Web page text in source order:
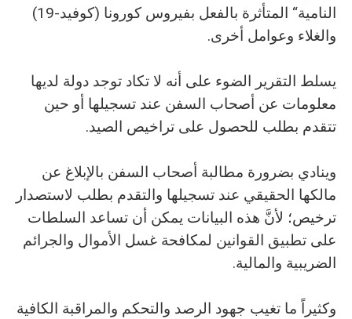
النامية“ المتأثرة بالفعل بفيروس كورونا (كوفيد-19)
والغلاء وعوامل أخرى.
يسلط التقرير الضوء على أنه لا تكاد توجد دولة لديها
معلومات عن أصحاب السفن عند تسجيلها أو حين
تتقدم بطلب للحصول على تراخيص الصيد.
وينادي بضرورة مطالبة أصحاب السفن بالإبلاغ عن
مالكها الحقيقي عند تسجيلها والتقدم بطلب لاستصدار
ترخيص؛ لأنَّ هذه البيانات يمكن أن تساعد السلطات
على تطبيق القوانين لمكافحة غسل الأموال والجرائم
الضريبية والمالية.
وكثيراً ما تغيب جهود الرصد والتحكم والمراقبة الكافية